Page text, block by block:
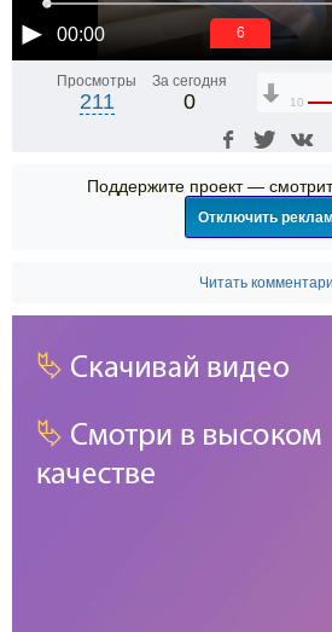
00:00 6
Просмотры
211
За сегодня
0 10
Поддержите проект —
Отключить
Читать